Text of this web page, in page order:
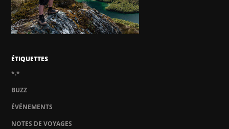
ÉTIQUETTES
*.*
BUZZ
ÉVÉNEMENTS
NOTES DE VOYAGES